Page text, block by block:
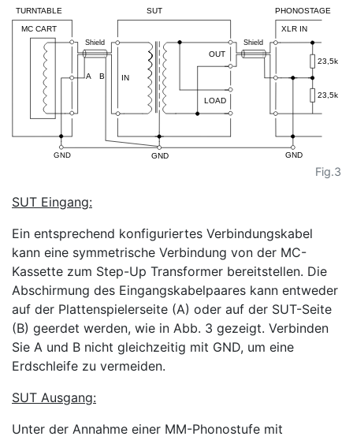
Fig.3
SUT Eingang:
Ein entsprechend konfiguriertes Verbindungskabel
kann eine symmetrische Verbindung von der MC-
Kassette zum Step-Up Transformer bereitstellen. Die
Abschirmung des Eingangskabelpaares kann entweder
auf der Plattenspielerseite (A) oder auf der SUT-Seite
(B) geerdet werden, wie in Abb. 3 gezeigt. Verbinden
Sie A und B nicht gleichzeitig mit GND, um eine
Erdschleife zu vermeiden.
SUT Ausgang:
Unter der Annahme einer MM-Phonostufe mit